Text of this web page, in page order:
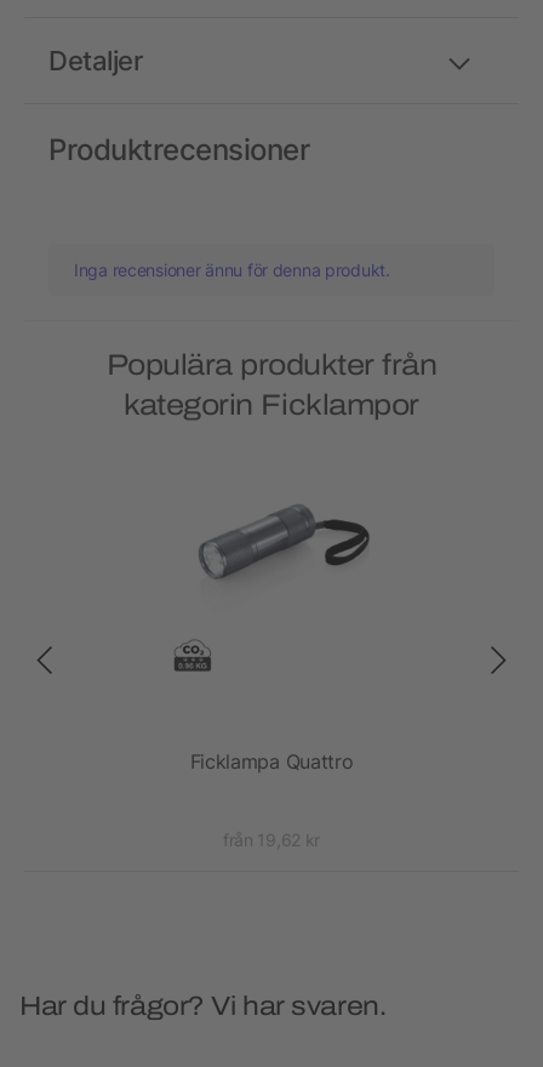
Detaljer
Produktrecensioner
Inga recensioner ännu för denna produkt.
Populära produkter från
kategorin Ficklampor
Ficklampa Quattro
från 19,62 kr
Har du frågor? Vi har svaren.